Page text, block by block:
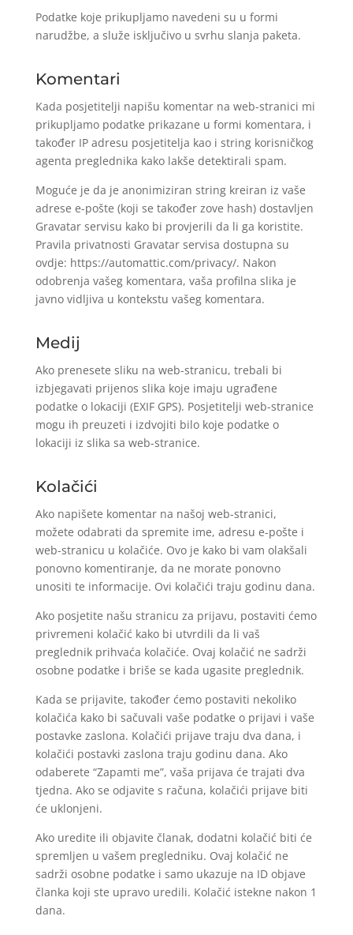
Podatke koje prikupljamo navedeni su u formi
narudžbe, a služe isključivo u svrhu slanja paketa.
Komentari
Kada posjetitelji napišu komentar na web-stranici mi
prikupljamo podatke prikazane u formi komentara, i
također IP adresu posjetitelja kao i string korisničkog
agenta preglednika kako lakše detektirali spam.
Moguće je da je anonimiziran string kreiran iz vaše
adrese e-pošte (koji se također zove hash) dostavljen
Gravatar servisu kako bi provjerili da li ga koristite.
Pravila privatnosti Gravatar servisa dostupna su
ovdje: https://automattic.com/privacy/. Nakon
odobrenja vašeg komentara, vaša profilna slika je
javno vidljiva u kontekstu vašeg komentara.
Medij
Ako prenesete sliku na web-stranicu, trebali bi
izbjegavati prijenos slika koje imaju ugrađene
podatke o lokaciji (EXIF GPS). Posjetitelji web-stranice
mogu ih preuzeti i izdvojiti bilo koje podatke o
lokaciji iz slika sa web-stranice.
Kolačići
Ako napišete komentar na našoj web-stranici,
možete odabrati da spremite ime, adresu e-pošte i
web-stranicu u kolačiće. Ovo je kako bi vam olakšali
ponovno komentiranje, da ne morate ponovno
unositi te informacije. Ovi kolačići traju godinu dana.
Ako posjetite našu stranicu za prijavu, postaviti ćemo
privremeni kolačić kako bi utvrdili da li vaš
preglednik prihvaća kolačiće. Ovaj kolačić ne sadrži
osobne podatke i briše se kada ugasite preglednik.
Kada se prijavite, također ćemo postaviti nekoliko
kolačića kako bi sačuvali vaše podatke o prijavi i vaše
postavke zaslona. Kolačići prijave traju dva dana, i
kolačići postavki zaslona traju godinu dana. Ako
odaberete “Zapamti me”, vaša prijava će trajati dva
tjedna. Ako se odjavite s računa, kolačići prijave biti
će uklonjeni.
Ako uredite ili objavite članak, dodatni kolačić biti će
spremljen u vašem pregledniku. Ovaj kolačić ne
sadrži osobne podatke i samo ukazuje na ID objave
članka koji ste upravo uredili. Kolačić istekne nakon 1
dana.